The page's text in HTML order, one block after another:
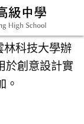
林科技大學辦
於創意設計實
。